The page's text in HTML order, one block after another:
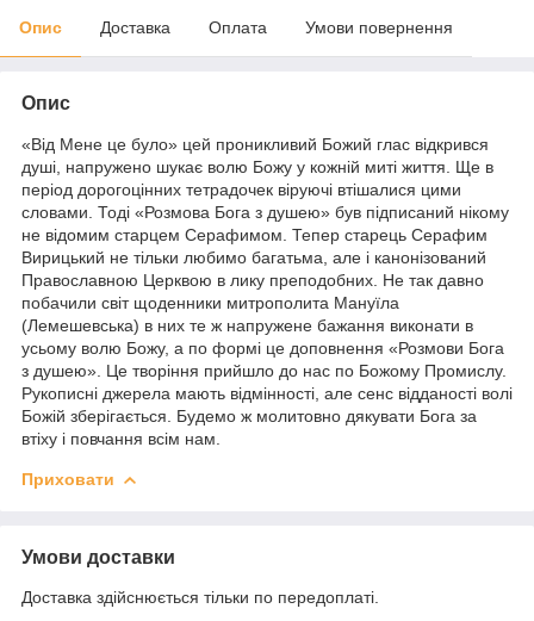
Опис Доставка Оплата Умови повернення
Опис
«Від Мене це було» цей проникливий Божий глас відкрився
душі, напружено шукає волю Божу у кожній миті життя. Ще в
період дорогоцінних тетрадочек віруючі втішалися цими
словами. Тоді «Розмова Бога з душею» був підписаний нікому
не відомим старцем Серафимом. Тепер старець Серафим
Вирицький не тільки любимо багатьма, але і канонізований
Православною Церквою в лику преподобних. Не так давно
побачили світ щоденники митрополита Мануїла
(Лемешевська) в них те ж напружене бажання виконати в
усьому волю Божу, а по формі це доповнення «Розмови Бога
з душею». Це творіння прийшло до нас по Божому Промислу.
Рукописні джерела мають відмінності, але сенс відданості волі
Божій зберігається. Будемо ж молитовно дякувати Бога за
втіху і повчання всім нам.
Приховати
Умови доставки
Доставка здійснюється тільки по передоплаті.